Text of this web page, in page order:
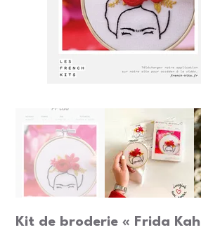
Kit de broderie « Frida